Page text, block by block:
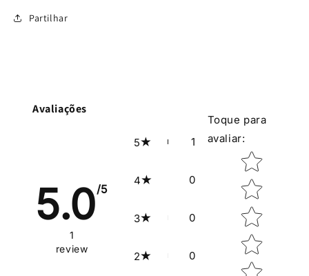
Partilhar
Avaliações
5.0/5
1
review
5 1
4 0
3 0
2 0
Toque para
avaliar: